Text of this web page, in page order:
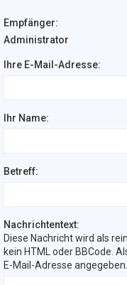
Empfänger:
Administrator
Ihre E-Mail-Adresse:
Ihr Name:
Betreff:
Nachrichtentext:
Diese Nachricht wird als
kein HTML oder BBCode.
E-Mail-Adresse angegeben.